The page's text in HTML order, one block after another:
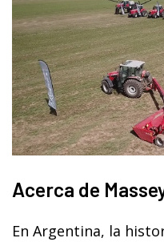
Acerca de
En Argentina, la